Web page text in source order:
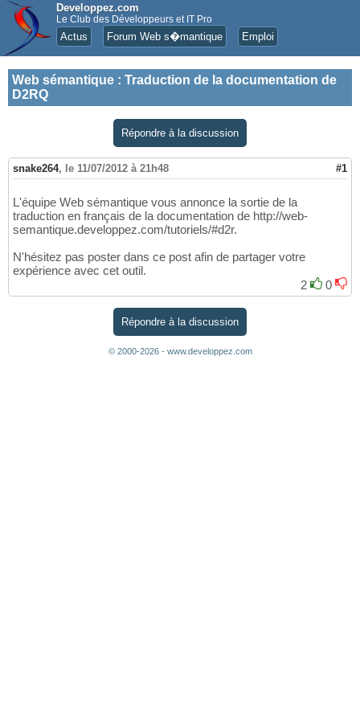
Developpez.com
Le Club des Développeurs et IT Pro
Actus Forum Web s�mantique Emploi
Web sémantique : Traduction de la documentation de
D2RQ
Répondre à la discussion
snake264, le 11/07/2012 à 21h48 #1
L'équipe Web sémantique vous annonce la sortie de la
traduction en français de la documentation de http://web-
semantique.developpez.com/tutoriels/#d2r.
N'hésitez pas poster dans ce post afin de partager votre
expérience avec cet outil.
2
0
Répondre à la discussion
© 2000-2026 - www.developpez.com